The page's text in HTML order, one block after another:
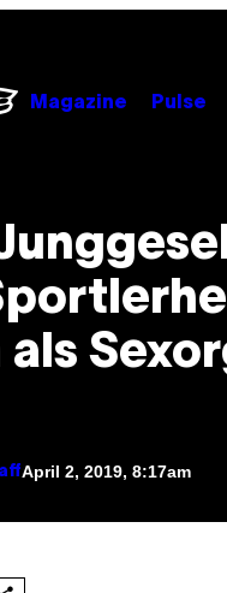
Magazine Pulse
als
April 2, 2019, 8:17am